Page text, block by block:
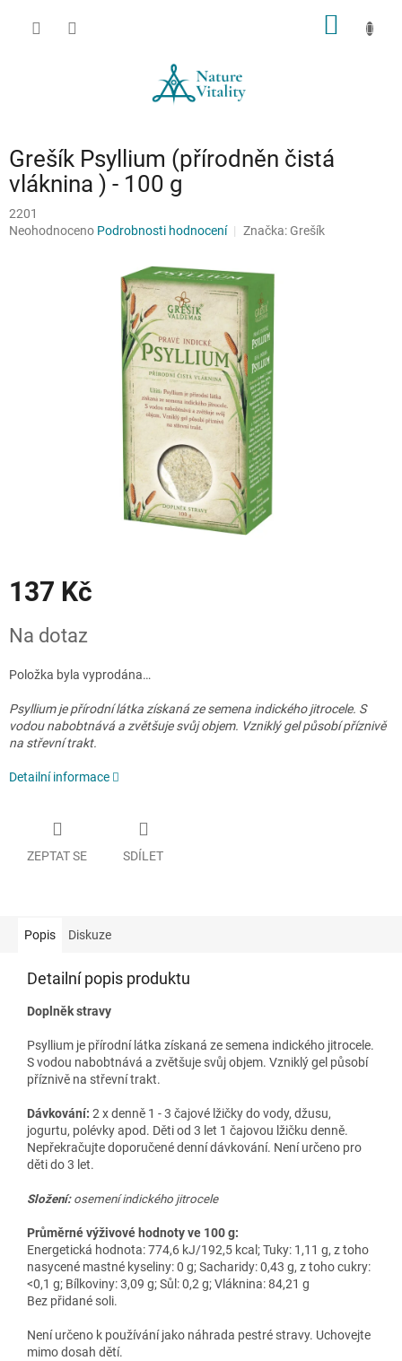
Grešík Psyllium (přírodněn čistá
vláknina ) - 100 g
2201
Průměrné
Neohodnoceno Podrobnosti hodnocení Značka: Grešík
137 Kč
cena:
Na dotaz
Položka byla vyprodána…
Psyllium je přírodní látka získaná ze semena indického jitrocele. S
vodou nabobtnává a zvětšuje svůj objem. Vzniklý gel působí příznivě
na střevní trakt.
Detailní informace
ZEPTAT SE SDÍLET
Popis Diskuze
Detailní popis produktu
Doplněk stravy
Psyllium je přírodní látka získaná ze semena indického jitrocele.
S vodou nabobtnává a zvětšuje svůj objem. Vzniklý gel působí
příznivě na střevní trakt.
Dávkování: 2 x denně 1 - 3 čajové lžičky do vody, džusu,
jogurtu, polévky apod. Děti od 3 let 1 čajovou lžičku denně.
Nepřekračujte doporučené denní dávkování. Není určeno pro
děti do 3 let.
Složení:osemení indického jitrocele
Průměrné výživové hodnoty ve 100 g:
Energetická hodnota: 774,6 kJ/192,5 kcal; Tuky: 1,11 g, z toho
nasycené mastné kyseliny: 0 g; Sacharidy: 0,43 g, z toho cukry:
<0,1 g; Bílkoviny: 3,09 g; Sůl: 0,2 g; Vláknina: 84,21 g
Bez přidané soli.
Není určeno k používání jako náhrada pestré stravy. Uchovejte
mimo dosah dětí.